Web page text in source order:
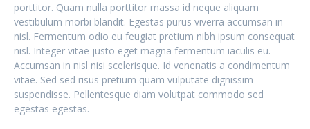
porttitor. Quam nulla porttitor massa id neque aliquam
vestibulum morbi blandit. Egestas purus viverra accumsan in
nisl. Fermentum odio eu feugiat pretium nibh ipsum consequat
nisl. Integer vitae justo eget magna fermentum iaculis eu.
Accumsan in nisl nisi scelerisque. Id venenatis a condimentum
vitae. Sed sed risus pretium quam vulputate dignissim
suspendisse. Pellentesque diam volutpat commodo sed
egestas egestas.